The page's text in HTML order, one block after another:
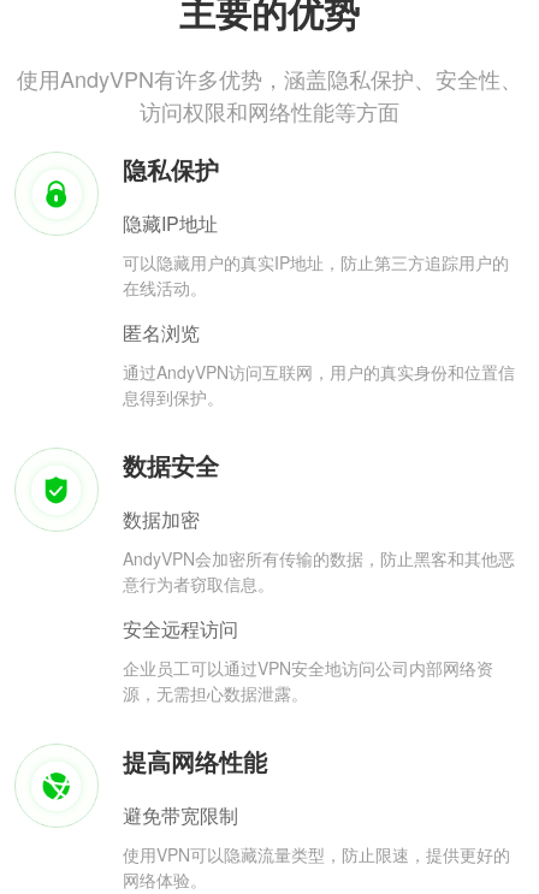
主要的优势
使用AndyVPN有许多优势，涵盖隐私保护、安全性、
访问权限和网络性能等方面
隐私保护
隐藏IP地址
可以隐藏用户的真实IP地址，防止第三方追踪用户的
在线活动。
匿名浏览
通过AndyVPN访问互联网，用户的真实身份和位置信
息得到保护。
数据安全
数据加密
AndyVPN会加密所有传输的数据，防止黑客和其他恶
意行为者窃取信息。
安全远程访问
企业员工可以通过VPN安全地访问公司内部网络资
源，无需担心数据泄露。
提高网络性能
避免带宽限制
使用VPN可以隐藏流量类型，防止限速，提供更好的
网络体验。